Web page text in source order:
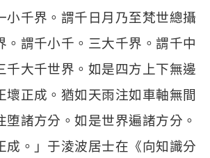
小千界。謂千日月乃至梵世總攝
。謂千小千。三大千界。謂千中
千大千世界。如是四方上下無邊
壞正成。猶如天雨注如車軸無間
堕諸方分。如是世界遍諸方分。
成。」于淩波居士在《向知識分